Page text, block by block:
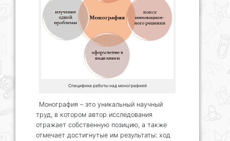
Специфика работы над монографией
Монография – это уникальный научный
труд, в котором автор исследования
отражает собственную позицию, а также
отмечает достигнутые им результаты: ход